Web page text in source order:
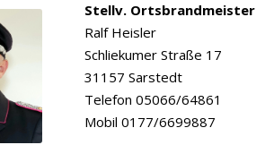
Stellv. Ortsbrandmeister
Ralf Heisler
Schliekumer Straße 17
31157 Sarstedt
Telefon 05066/64861
Mobil 0177/6699887